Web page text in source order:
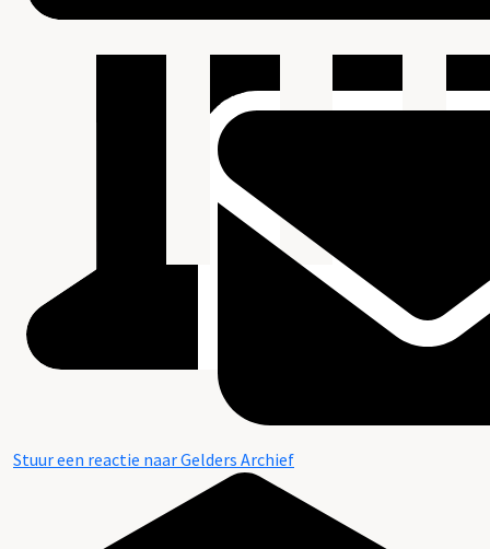
Stuur een reactie naar Gelders Archief